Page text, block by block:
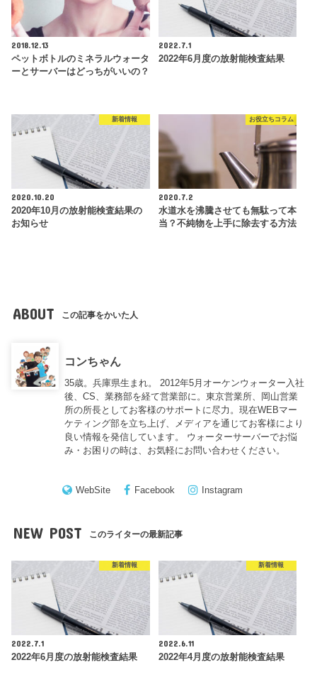
2018.12.13
ペットボトルのミネラルウォータ
ーとサーバーはどっちがいいの？
2022.7.1
2022年6月度の放射能検査結果
新着情報
2020.10.20
2020年10月の放射能検査結果の
お知らせ
お役立ちコラム
2020.7.2
水道水を沸騰させても無駄って本
当？不純物を上手に除去する方法
ABOUT この記事をかいた人
コンちゃん
35歳。兵庫県生まれ。 2012年5月オーケンウォーター入社
後、CS、業務部を経て営業部に。東京営業所、岡山営業
所の所長としてお客様のサポートに尽力。現在WEBマー
ケティング部を立ち上げ、メディアを通じてお客様により
良い情報を発信しています。 ウォーターサーバーでお悩
み・お困りの時は、お気軽にお問い合わせください。
WebSite Facebook Instagram
NEW POST このライターの最新記事
新着情報
2022.7.1
2022年6月度の放射能検査結果
新着情報
2022.6.11
2022年4月度の放射能検査結果